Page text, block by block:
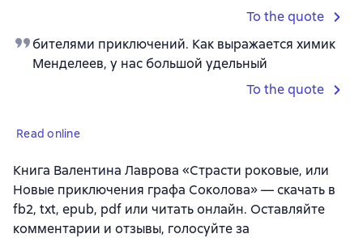
To the quote
бителями приключений. Как выражается химик
Менделеев, у нас большой удельный
To the quote
Read online
Книга Валентина Лаврова «Страсти роковые, или
Новые приключения графа Соколова» — скачать в
fb2, txt, epub, pdf или читать онлайн. Оставляйте
комментарии и отзывы, голосуйте за